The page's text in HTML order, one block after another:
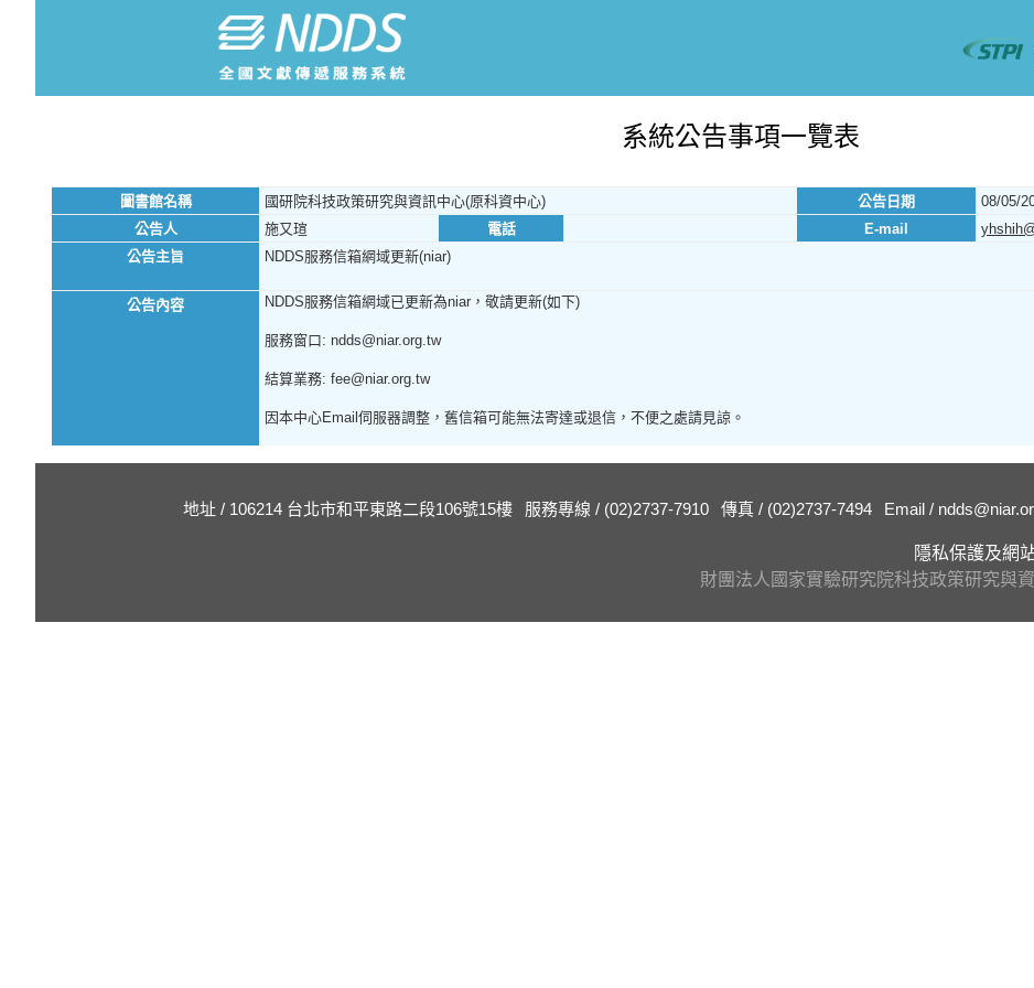
系統公告事項一覽表
圖書館名稱 國研院科技政策研究與資訊中心(原科資中心) 公告日期
08/05/
公告人
施又瑄 電話 E-mail
公告主旨
NDDS服務信箱網域更新(niar)
公告內容 NDDS服務信箱網域已更新為niar，敬請更新(如下)
服務窗口: ndds@niar.org.tw
結算業務: fee@niar.org.tw
因本中心Email伺服器調整，舊信箱可能無法寄達或退信，不便之處請見諒。
地址 / 106214 台北市和平東路二段106號15樓 服務專線 / (02)2737-7910 傳真 / (02)2737-7494 Email /
隱私保護及網
財團法人國家實驗研究院科技政策研究與